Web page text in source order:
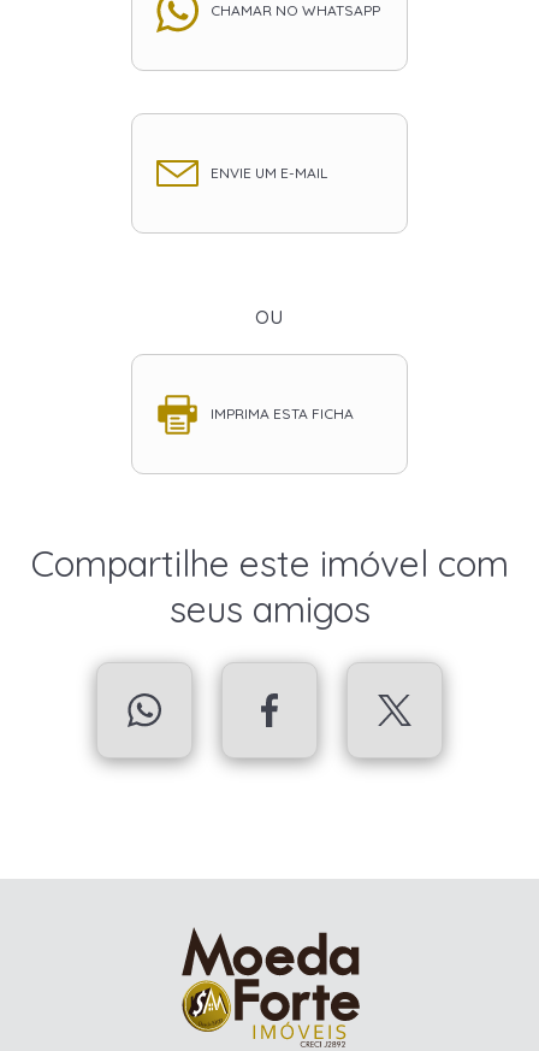
CHAMAR NO WHATSAPP
ENVIE UM E-MAIL
ou
IMPRIMA ESTA FICHA
Compartilhe este imóvel com
seus amigos